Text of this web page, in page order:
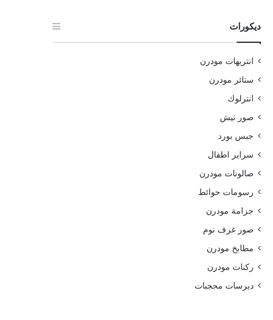
ديكورات
انتريهات مودرن
ستائر مودرن
انترلوك
صور نيش
جبس بورد
سراير اطفال
صالونات مودرن
رسومات حوائط
جزامة مودرن
صور غرف نوم
مطابخ مودرن
ركنات مودرن
ديرسات محجبات